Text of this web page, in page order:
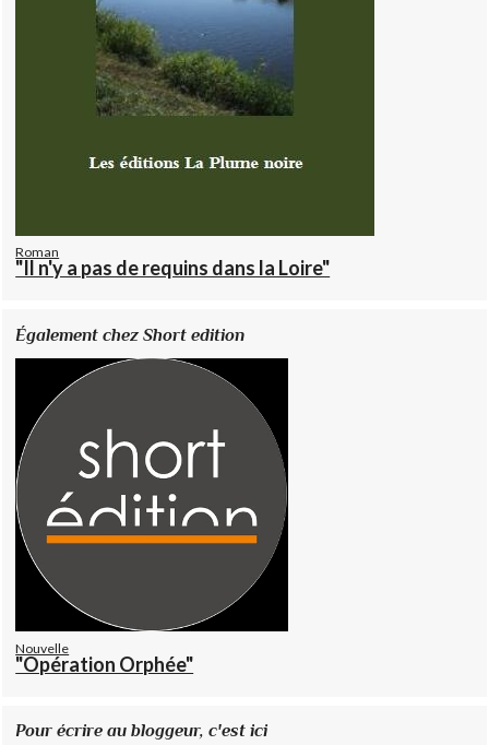
Roman
"Il n'y a pas de requins dans la Loire"
Également chez Short edition
Nouvelle
"Opération Orphée"
Pour écrire au bloggeur, c'est ici